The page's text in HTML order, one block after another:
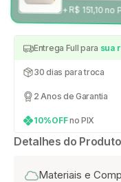
+ R$ 151,10 no
Entrega Full para sua
30 dias para troca
2 Anos de Garantia
10%OFFno PIX
Detalhes do Produto
Materiais e